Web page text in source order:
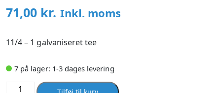
71,00 kr. Inkl. moms
11/4 – 1 galvaniseret tee
7 på lager: 1-3 dages levering